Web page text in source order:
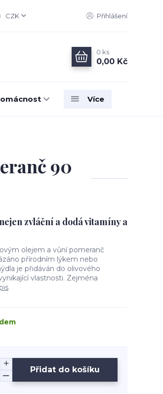
CZK Přihlášení
0 ks
0,00 Kč
Více
90
zvláční a dodá vitamíny a
olejem a vůní pomeranč
přírodním lýkem nebo
je přidáván do olivového
vlastnosti. Zejména
Přidat do košíku